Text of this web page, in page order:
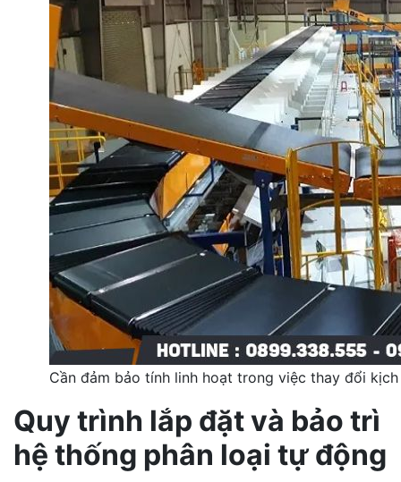
Cần đảm bảo tính linh hoạt trong việc thay đổi
Quy trình lắp đặt và bảo trì
hệ thống phân loại tự động